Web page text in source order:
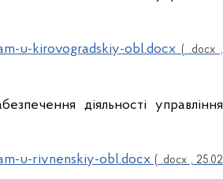
u-kirovogradskiy-obl.docx ( .docx ,
діяльності управління
u-rivnenskiy-obl.docx ( .docx , 25.02